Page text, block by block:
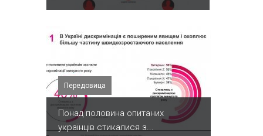
Передовица
Понад половина опитаних
українців стикалися з...